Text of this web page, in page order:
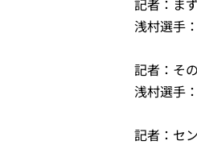
浅村選手
記者：そ
浅村選手
記者：セ